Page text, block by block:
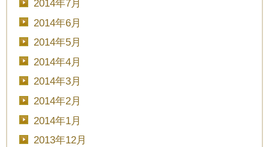
2014年7月
2014年6月
2014年5月
2014年4月
2014年3月
2014年2月
2014年1月
2013年12月